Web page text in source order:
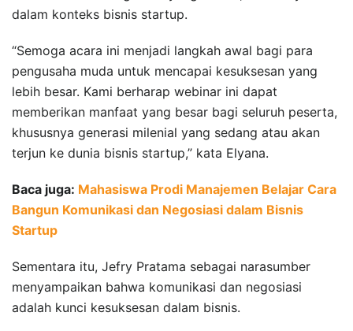
dalam konteks bisnis startup.
“Semoga acara ini menjadi langkah awal bagi para
pengusaha muda untuk mencapai kesuksesan yang
lebih besar. Kami berharap webinar ini dapat
memberikan manfaat yang besar bagi seluruh peserta,
khususnya generasi milenial yang sedang atau akan
terjun ke dunia bisnis startup,” kata Elyana.
Baca juga: Mahasiswa Prodi Manajemen Belajar Cara
Bangun Komunikasi dan Negosiasi dalam Bisnis
Startup
Sementara itu, Jefry Pratama sebagai narasumber
menyampaikan bahwa komunikasi dan negosiasi
adalah kunci kesuksesan dalam bisnis.